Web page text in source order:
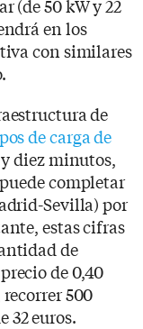
(de 50 kW y 22
en los
con similares
de
de carga de
diez minutos,
completar
Sevilla) por
estas cifras
de
de 0,40
500
32 euros.